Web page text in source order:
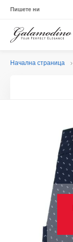
Пишете ни
Начална страница